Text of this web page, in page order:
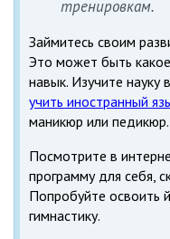
тренировкам.
Займитесь своим
Это может быть
навык. Изучите науку
учить иностранный
маникюр или педикюр.
Посмотрите в
программу для себя,
Попробуйте освоить
гимнастику.